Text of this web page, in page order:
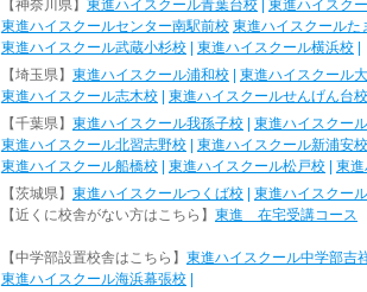
【神奈川県】 東進ハイスクール青葉台校 東進ハイスク
東進ハイスクールセンター南駅前校 東進ハイスクールた
東進ハイスクール武蔵小杉校
東進ハイスクール横浜校
【埼玉県】 東進ハイスクール浦和校 東進ハイスクール
東進ハイスクール志木校
東進ハイスクールせんげん台校
【千葉県】 東進ハイスクール我孫子校 東進ハイスクー
東進ハイスクール北習志野校
東進ハイスクール新浦安校
東進ハイスクール船橋校
東進ハイスクール松戸校 東
【茨城県】 東進ハイスクールつくば校 東進ハイスクー
【近くに校舎がない方はこちら】 東進 在宅受講コース
【中学部設置校舎はこちら】 東進ハイスクール中学部吉
東進ハイスクール海浜幕張校